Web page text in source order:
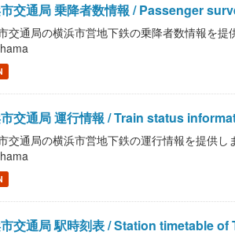
交通局 乗降者数情報 / Passenger
交通局の横浜市営地下鉄の乗降者数情報を
交通局 運行情報 / Train status
交通局の横浜市営地下鉄の運行情報を提供
交通局 駅時刻表 / Station timetable